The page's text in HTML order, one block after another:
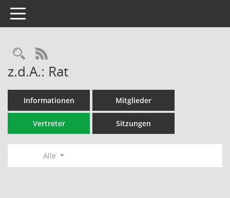
Toggle navigation
Rechercheauswahl
RSS-Feed
z.d.A.: Rat
Informationen Mitglieder
Vertreter Sitzungen
Alle